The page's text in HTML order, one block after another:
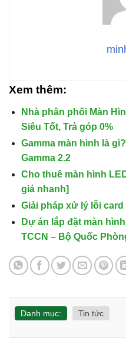
Xem thêm:
Nhà phân phối Màn
Siêu Tốt, Trả góp 0%
Gamma màn hình là
Gamma 2.2
Cho thuê màn hình
giá nhanh]
Giải pháp xử lý lỗi
Dự án lắp đặt màn
TCCN – Bộ Quốc
Danh mục: Tin tức